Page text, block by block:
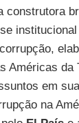
construtora
Américas da
em
na